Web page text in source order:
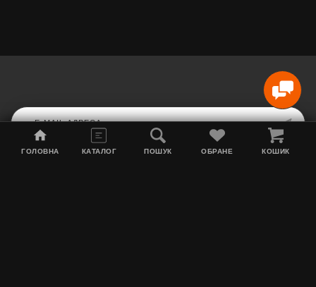
ГОЛОВНА КАТАЛОГ ПОШУК ОБРАНЕ КОШИК